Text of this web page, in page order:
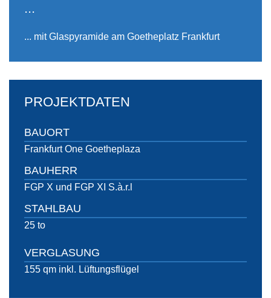
...
... mit Glaspyramide am Goetheplatz Frankfurt
PROJEKTDATEN
BAUORT
Frankfurt One Goetheplaza
BAUHERR
FGP X und FGP XI S.à.r.l
STAHLBAU
25 to
VERGLASUNG
155 qm inkl. Lüftungsflügel